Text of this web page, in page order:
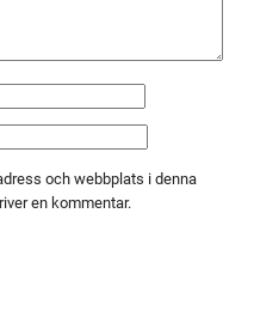
och webbplats i denna
en kommentar.